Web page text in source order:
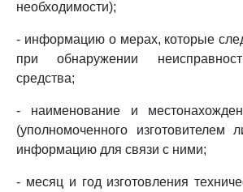
необходимости);
- информацию о мерах, которые
при обнаружении
средства;
- наименование и
(уполномоченного изготовителем
информацию для связи с ними;
- месяц и год изготовления